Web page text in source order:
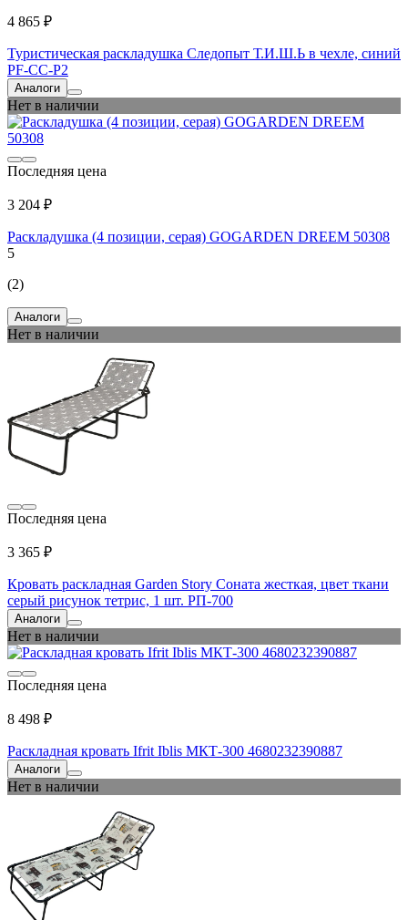
4 865 ₽
Туристическая раскладушка Следопыт Т.И.Ш.Ь в чехле, синий
PF-CC-P2
Аналоги
Нет в наличии
Последняя цена
3 204 ₽
Раскладушка (4 позиции, серая) GOGARDEN DREEM 50308
5
(2)
Аналоги
Нет в наличии
Последняя цена
3 365 ₽
Кровать раскладная Garden Story Соната жесткая, цвет ткани
серый рисунок тетрис, 1 шт. РП-700
Аналоги
Нет в наличии
Последняя цена
8 498 ₽
Раскладная кровать Ifrit Iblis МКТ-300 4680232390887
Аналоги
Нет в наличии